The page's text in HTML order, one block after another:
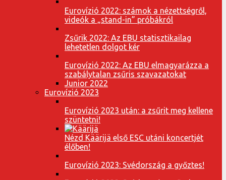
Eurovízió 2022: számok a nézettségről,
videók a „stand-in” próbákról
Zsűrik 2022: Az EBU statisztikailag
lehetetlen dolgot kér
Eurovízió 2022: Az EBU elmagyarázza a
szabálytalan zsűris szavazatokat
Junior 2022
Eurovízió 2023
Eurovízió 2023 után: a zsűrit meg kellene
szüntetni!
Nézd Käärijä első ESC utáni koncertjét
élőben!
Eurovízió 2023: Svédország a győztes!